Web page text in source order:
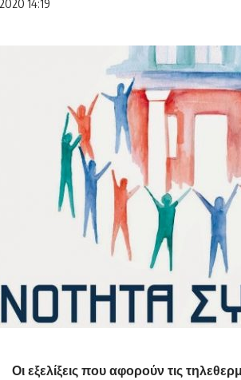
14:19
εξελίξεις που αφορούν τις